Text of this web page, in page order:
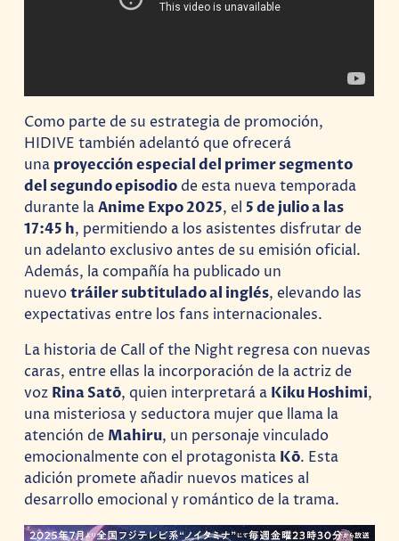
Como parte de su estrategia de promoción,
HIDIVE también adelantó que ofrecerá
una proyección especial del primer segmento
del segundo episodiode esta nueva temporada
durante laAnime Expo 2025, el 5 de julio a las
17:45 h, permitiendo a los asistentes disfrutar de
un adelanto exclusivo antes de su emisión oficial.
Además, la compañía ha publicado un
nuevotráiler subtitulado al inglés, elevando las
expectativas entre los fans internacionales.
La historia de Call of the Night regresa con nuevas
caras, entre ellas la incorporación de la actriz de
voz Rina Satō, quien interpretará a Kiku Hoshimi,
una misteriosa y seductora mujer que llama la
atención de Mahiru, un personaje vinculado
emocionalmente con el protagonista Kō. Esta
adición promete añadir nuevos matices al
desarrollo emocional y romántico de la trama.